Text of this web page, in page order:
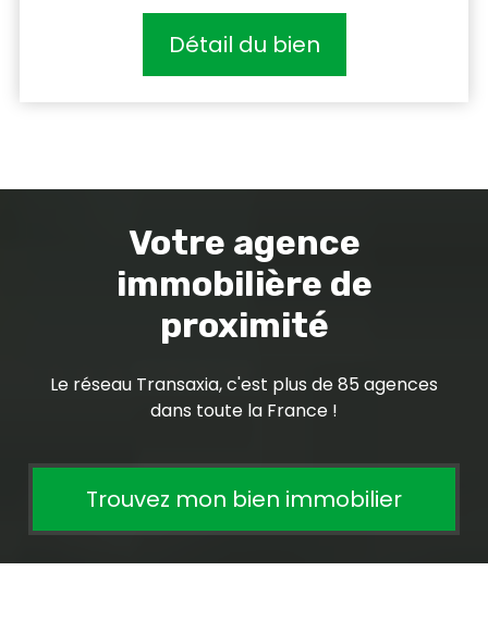
Détail du bien
Votre agence
immobilière de
proximité
Le réseau Transaxia, c'est plus de 85 agences
dans toute la France !
Trouvez mon bien immobilier